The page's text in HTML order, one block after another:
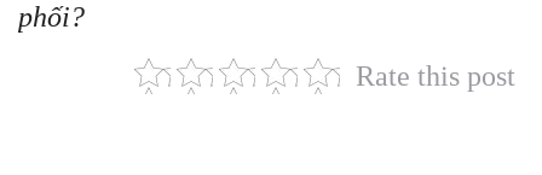
phối?
Rate this post